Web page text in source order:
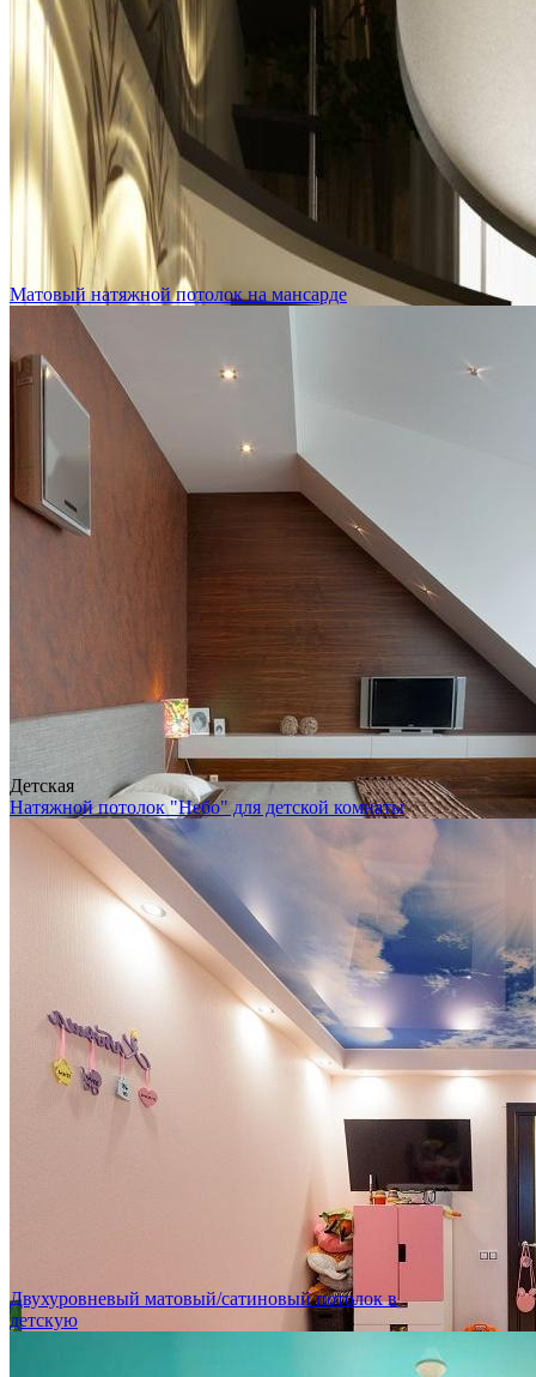
Матовый натяжной потолок на мансарде
Детская
Натяжной потолок "Небо" для детской комнаты
Двухуровневый матовый/сатиновый потолок в
детскую